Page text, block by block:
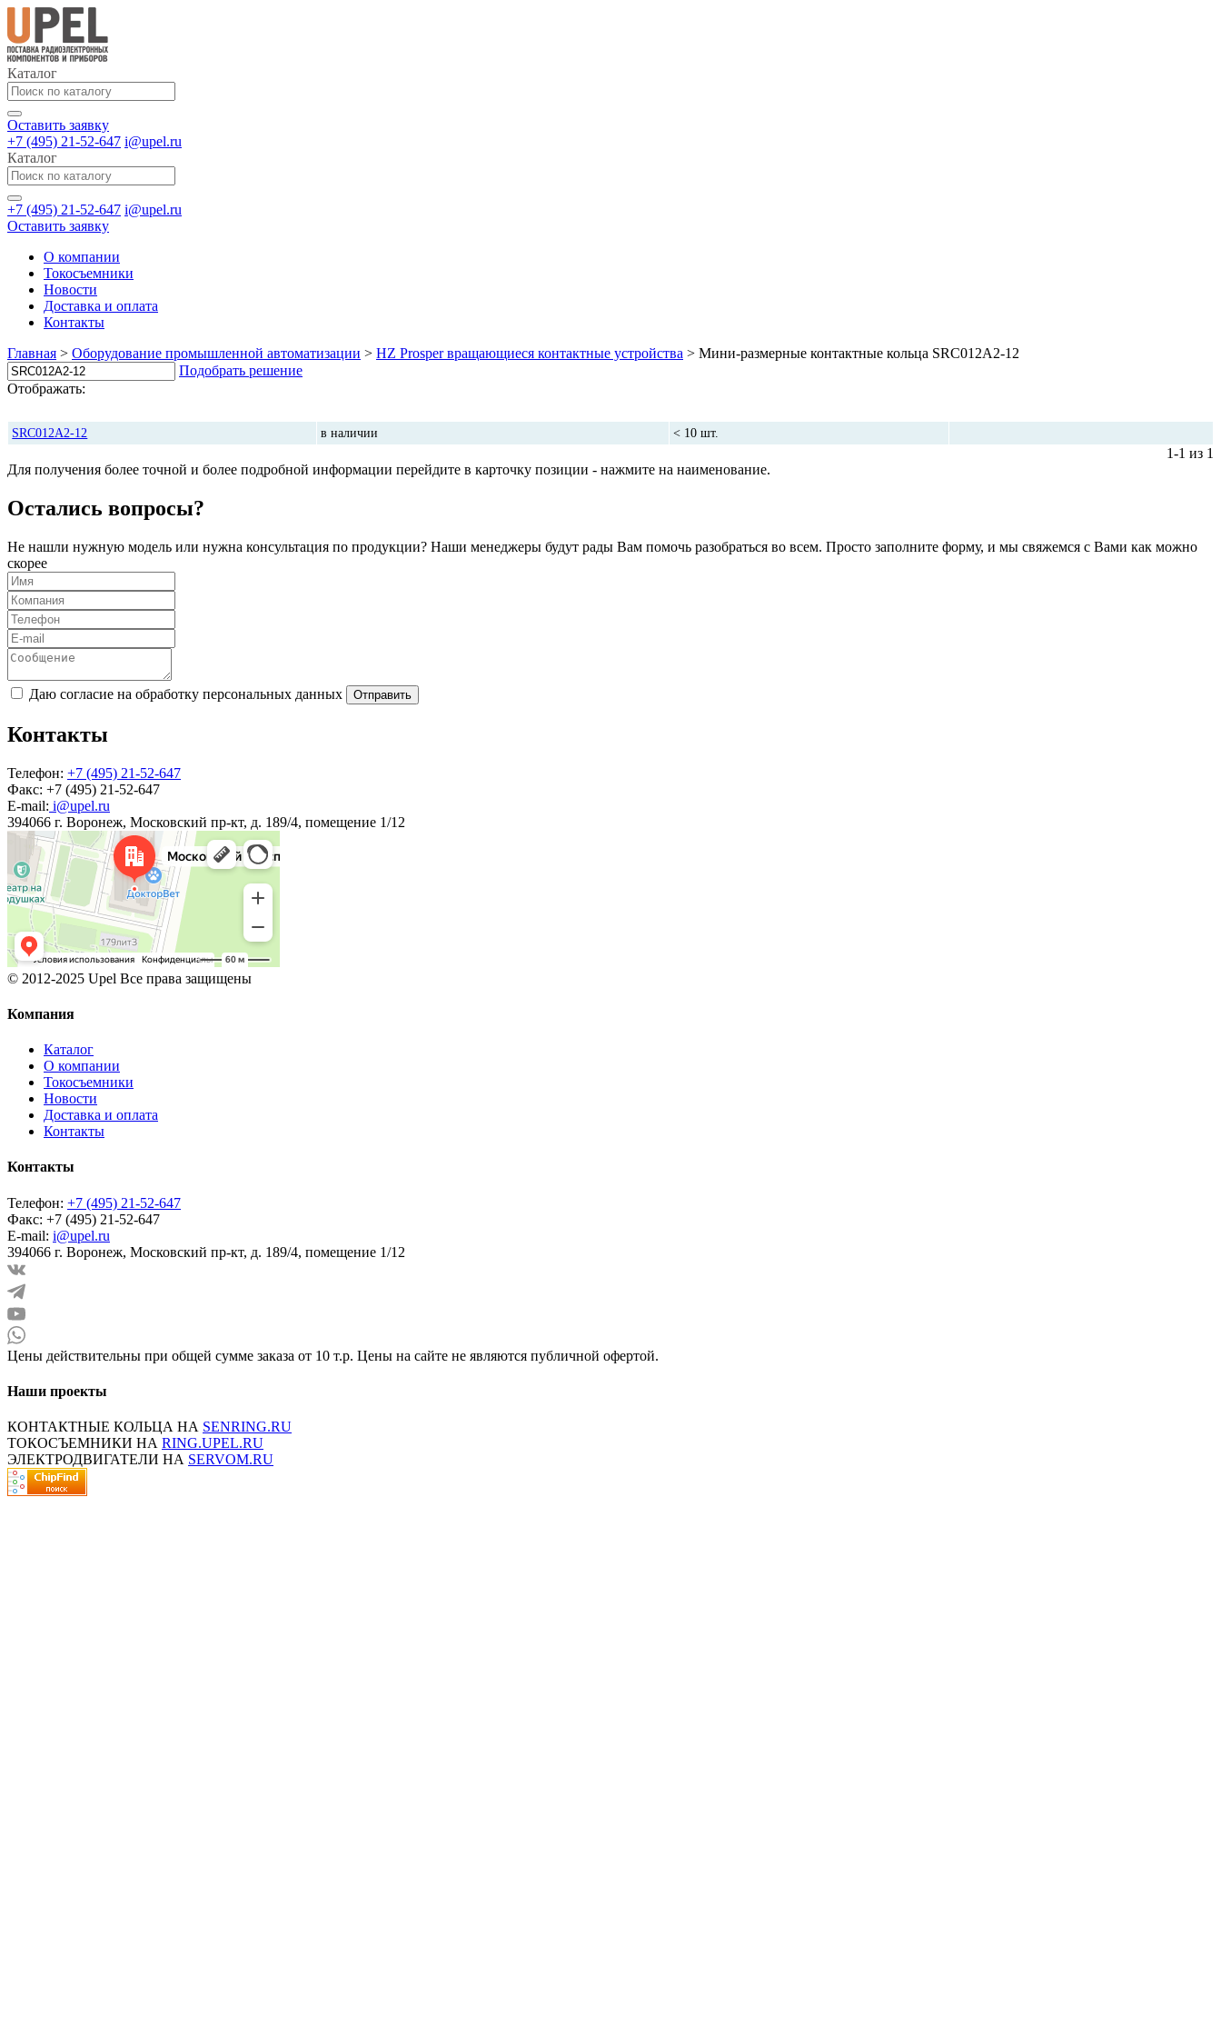
Каталог
Оставить заявку
+7 (495) 21-52-647 i@upel.ru
Каталог
+7 (495) 21-52-647 i@upel.ru
Оставить заявку
О компании
Токосъемники
Новости
Доставка и оплата
Контакты
Главная > Оборудование промышленной автоматизации > HZ Prosper вращающиеся контактные устройства > Мини-размерные контактные кольца SRC012A2-12
Подобрать решение
Отображать:
SRC012A2-12
в наличии < 10 шт.
1-1 из 1
Для получения более точной и более подробной информации перейдите в карточку позиции - нажмите на наименование.
Остались вопросы?
Не нашли нужную модель или нужна консультация по продукции? Наши менеджеры будут рады Вам помочь разобраться во всем. Просто заполните форму, и мы свяжемся с Вами как можно
скорее
Даю согласие на обработку персональных данных Отправить
Контакты
Телефон: +7 (495) 21-52-647
Факс: +7 (495) 21-52-647
E-mail: i@upel.ru
394066 г. Воронеж, Московский пр-кт, д. 189/4, помещение 1/12
© 2012-2025 Upel Все права защищены
Компания
Каталог
О компании
Токосъемники
Новости
Доставка и оплата
Контакты
Контакты
Телефон: +7 (495) 21-52-647
Факс: +7 (495) 21-52-647
E-mail: i@upel.ru
394066 г. Воронеж, Московский пр-кт, д. 189/4, помещение 1/12
Цены действительны при общей сумме заказа от 10 т.р. Цены на сайте не являются публичной офертой.
Наши проекты
КОНТАКТНЫЕ КОЛЬЦА НА SENRING.RU
ТОКОСЪЕМНИКИ НА RING.UPEL.RU
ЭЛЕКТРОДВИГАТЕЛИ НА SERVOM.RU